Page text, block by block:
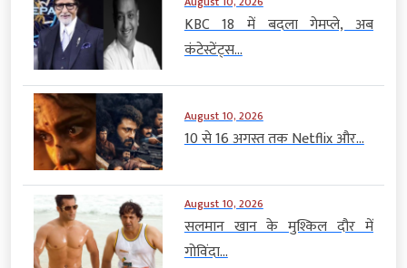
KBC 18 में बदला गेमप्ले, अब
कंटेस्टेंट्स...
August 10, 2026
10 से 16 अगस्त तक Netflix और...
August 10, 2026
सलमान खान के मुश्किल दौर में
गोविंदा...